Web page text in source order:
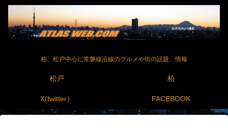
柏、松戸中心に常磐線沿線のグルメや街の話題、情報
松戸 柏
X(twitter） FACEBOOK